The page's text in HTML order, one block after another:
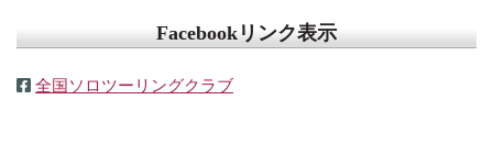
Facebookリンク表示
全国ソロツーリングクラブ